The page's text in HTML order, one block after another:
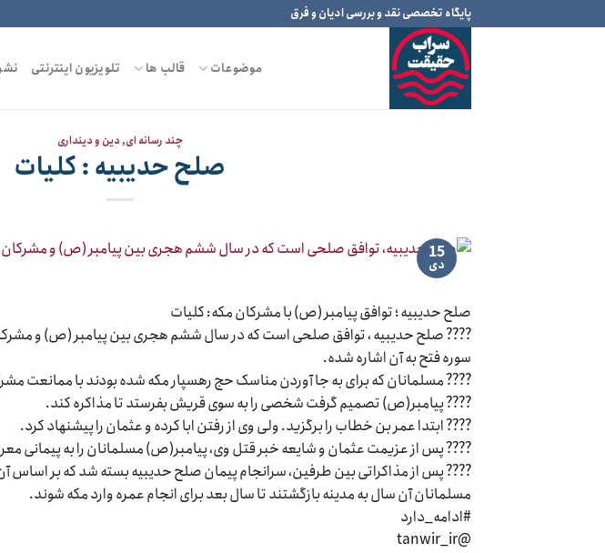
to
پایگاه تخصصی نقد و بررسی ادیان و فرق
موضوعات قالب ها تلویزیون اینترنتی
چند رسانه ای,دین و دینداری
صلح حدیبیه : کلیات
15
دی
صلح حدیبیه ؛ توافق پیامبر (ص) با مشرکان مکه: کلیات
???? صلح حدیبیه ، توافق صلحى است که در سال ششم هجری بین پیامبر (ص) و
سوره فتح به آن اشاره شده.
???? مسلمانان که برای به جا آوردن مناسک حج رهسپار مکه شده بودند با ممانعت
???? پیامبر(ص) تصمیم گرفت شخصی را به سوی قریش بفرستد تا مذاکره کند.
???? ابتدا عمر بن خطاب را برگزید. ولی وی از رفتن ابا کرده و عثمان را پیشنهاد کرد.
???? پس از عزیمت عثمان و شایعه خبر قتل وی، پیامبر(ص) مسلمانان را به پیمانی
???? پس از مذاکراتی بین طرفین، سرانجام پیمان صلح حدیبیه بسته شد که بر اساس
مسلمانان آن سال به مدینه بازگشتند تا سال بعد برای انجام عمره وارد مکه شوند.
#ادامه_دارد
@tanwir_ir